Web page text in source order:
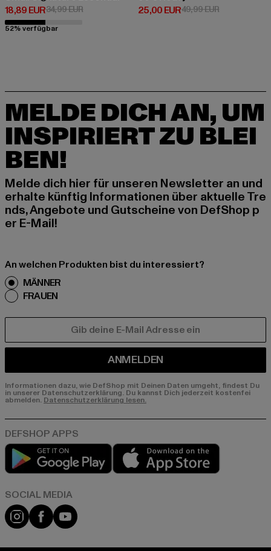
18,89 EUR
Derzeitiger Preis: 18,89 EUR
34,99 EURAktionspreis: 34,99 EUR
52% verfügbar
25,00 EUR
Derzeitiger Preis: 25,00 EUR
49,99 EURAktionspreis:
MELDE DICH AN, UM
INSPIRIERT ZU BLEI
BEN!
Melde dich hier für unseren Newsletter an und
erhalte künftig Informationen über aktuelle Tre
nds, Angebote und Gutscheine von DefShop p
er E-Mail!
An welchen Produkten bist du interessiert?
MÄNNER
FRAUEN
ANMELDEN
Informationen dazu, wie DefShop mit Deinen Daten umgeht, findest Du
in unserer Datenschutzerklärung. Du kannst Dich jederzeit kostenfei
abmelden. Datenschutzerklärung lesen.
Play market
Instagram
FacebookYouTube